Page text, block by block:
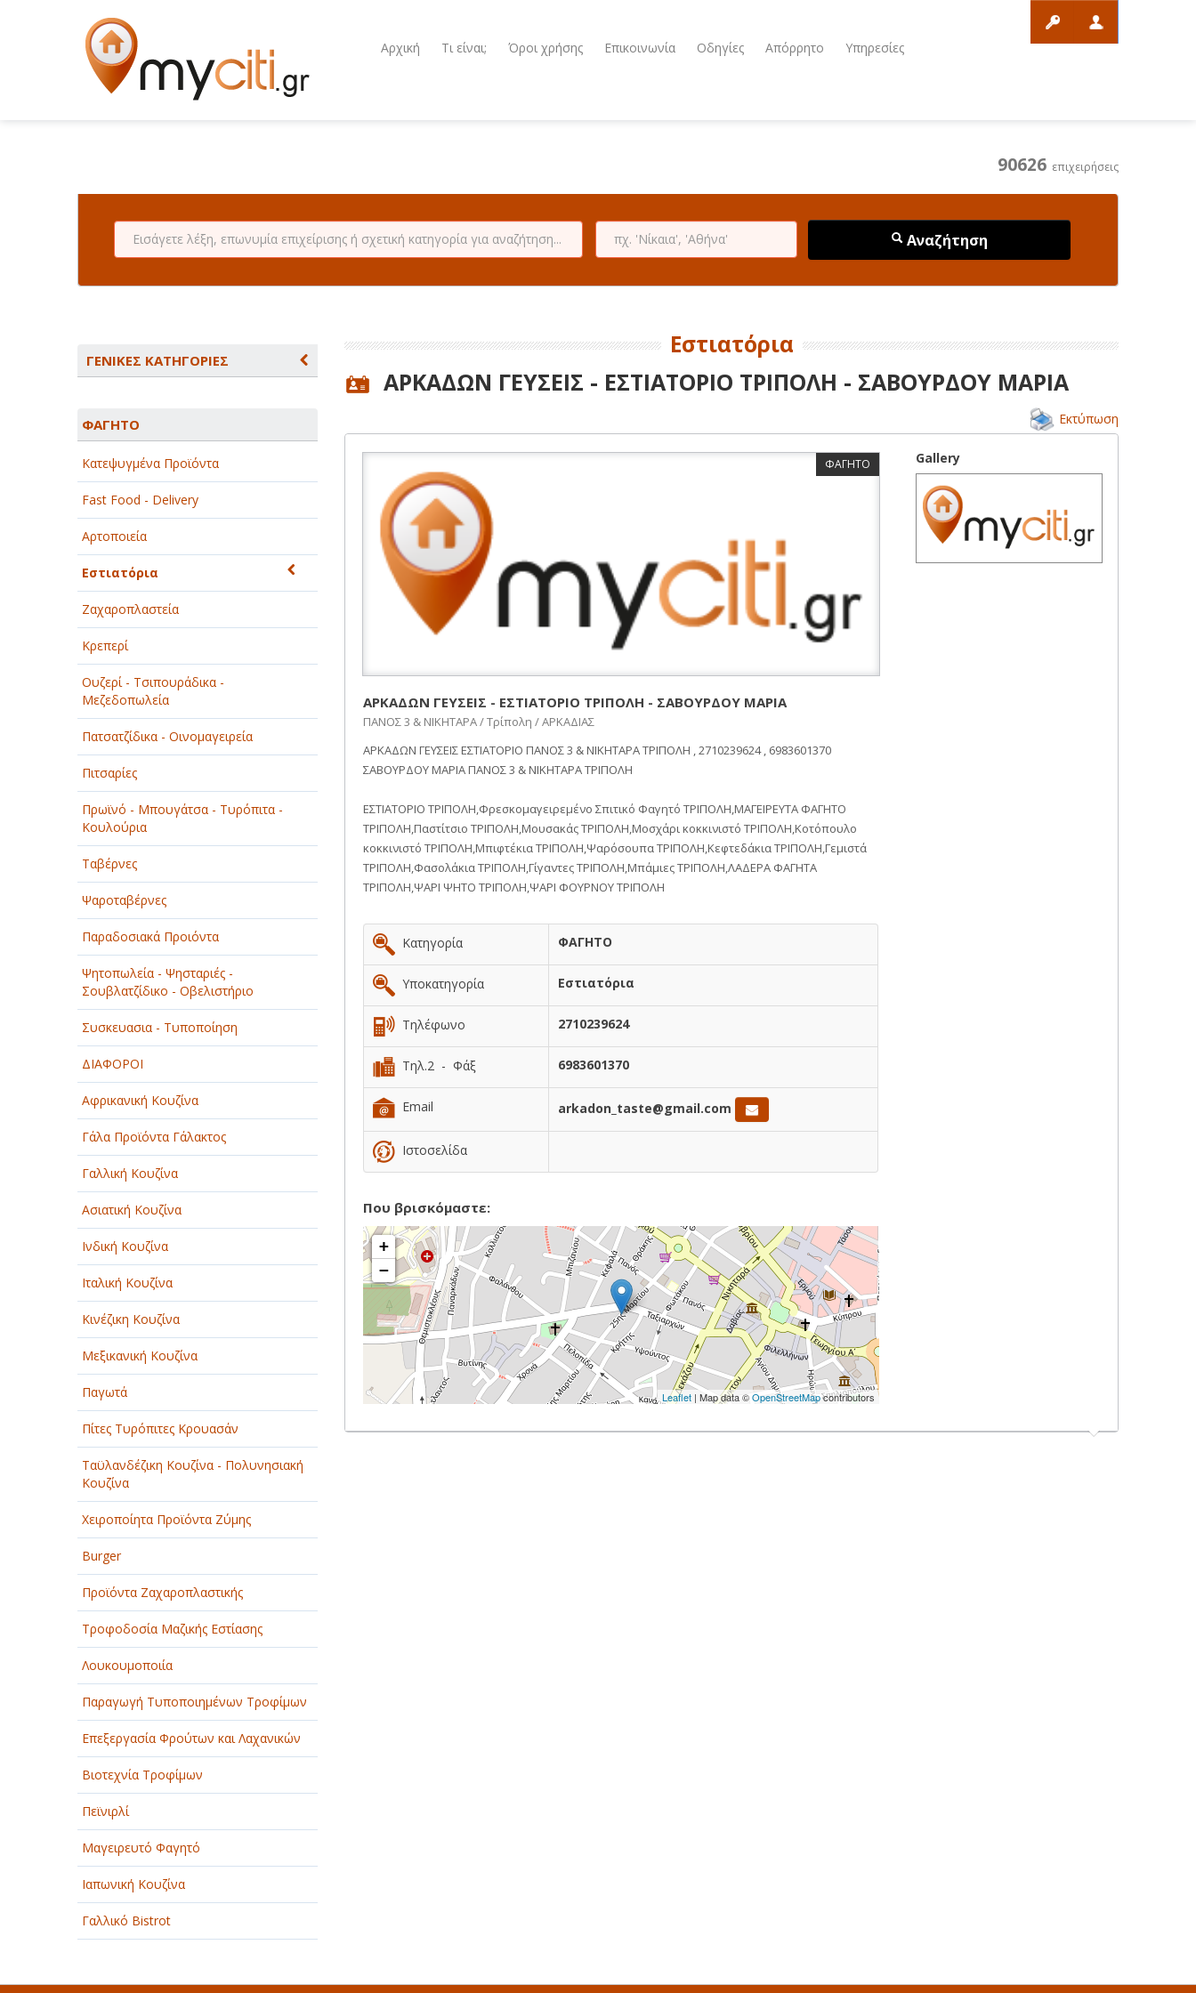
Αρχική Τι είναι; Όροι χρήσης Επικοινωνία Οδηγίες Απόρρητο Υπηρεσίες
90626 επιχειρήσεις
Αναζήτηση
ΓΕΝΙΚΕΣ ΚΑΤΗΓΟΡΙΕΣ
ΑΘΛΗΤΙΣΜΟΣ
ΑΥΤΟΚΙΝΗΤΑ - ΜΗΧΑΝΕΣ - ΣΚΑΦΗ
ΔΙΑΣΚΕΔΑΣΗ - ΨΥΧΑΓΩΓΙΑ - ΤΕΧΝΕΣ
ΔΙΑΦΗΜΙΣΗ - ΜΜΕ
ΕΚΚΛΗΣΙΕΣ - ΦΙΛΑΝΘΡΩΠΙΚΑ
ΣΩΜΑΤΕΙΑ
ΕΚΠΑΙΔΕΥΣΗ - ΣΧΟΛΕΣ
ΕΜΠΟΡΙΟ - ΕΜΠΟΡΙΚΑ ΚΑΤΑΣΤΗΜΑΤΑ
ΕΡΓΟΣΤΑΣΙΑ - ΒΙΟΜΗΧΑΝΙΕΣ
ΞΕΝΟΔΟΧΕΙΑ - ΤΟΥΡΙΣΜΟΣ
ΟΜΟΡΦΙΑ
ΠΑΡΟΧΗ ΥΠΗΡΕΣΙΩΝ
ΤΕΧΝΙΚΑ - ΚΑΤΑΣΚΕΥΑΣΤΙΚΑ
ΤΕΧΝΟΛΟΓΙΑ
ΥΓΕΙΑ - ΙΑΤΡΟΙ
ΦΑΓΗΤΟ
ΦΑΓΗΤΟ
Κατεψυγμένα Προϊόντα
Fast Food - Delivery
Αρτοποιεία
Εστιατόρια
Ζαχαροπλαστεία
Κρεπερί
Ουζερί - Τσιπουράδικα -
Μεζεδοπωλεία
Πατσατζίδικα - Οινομαγειρεία
Πιτσαρίες
Πρωϊνό - Μπουγάτσα - Τυρόπιτα -
Κουλούρια
Ταβέρνες
Ψαροταβέρνες
Παραδοσιακά Προιόντα
Ψητοπωλεία - Ψησταριές -
Σουβλατζίδικο - Οβελιστήριο
Συσκευασια - Τυποποίηση
ΔΙΑΦΟΡΟΙ
Αφρικανική Κουζίνα
Γάλα Προϊόντα Γάλακτος
Γαλλική Κουζίνα
Ασιατική Κουζίνα
Ινδική Κουζίνα
Ιταλική Κουζίνα
Κινέζικη Κουζίνα
Μεξικανική Κουζίνα
Παγωτά
Πίτες Τυρόπιτες Κρουασάν
Ταϋλανδέζικη Κουζίνα - Πολυνησιακή
Κουζίνα
Χειροποίητα Προϊόντα Ζύμης
Burger
Προϊόντα Ζαχαροπλαστικής
Τροφοδοσία Μαζικής Εστίασης
Λουκουμοποιία
Παραγωγή Τυποποιημένων Τροφίμων
Επεξεργασία Φρούτων και Λαχανικών
Βιοτεχνία Τροφίμων
Πεϊνιρλί
Μαγειρευτό Φαγητό
Ιαπωνική Κουζίνα
Γαλλικό Bistrot
Εστιατόρια
ΑΡΚΑΔΩΝ ΓΕΥΣΕΙΣ - ΕΣΤΙΑΤΟΡΙΟ ΤΡΙΠΟΛΗ - ΣΑΒΟΥΡΔΟΥ ΜΑΡΙΑ
Εκτύπωση
ΦΑΓΗΤΟ
ΑΡΚΑΔΩΝ ΓΕΥΣΕΙΣ - ΕΣΤΙΑΤΟΡΙΟ ΤΡΙΠΟΛΗ - ΣΑΒΟΥΡΔΟΥ ΜΑΡΙΑ
ΠΑΝΟΣ 3 & ΝΙΚΗΤΑΡΑ / Τρίπολη / ΑΡΚΑΔΙΑΣ
ΑΡΚΑΔΩΝ ΓΕΥΣΕΙΣ ΕΣΤΙΑΤΟΡΙΟ ΠΑΝΟΣ 3 & ΝΙΚΗΤΑΡΑ ΤΡΙΠΟΛΗ , 2710239624 , 6983601370
ΣΑΒΟΥΡΔΟΥ ΜΑΡΙΑ ΠΑΝΟΣ 3 & ΝΙΚΗΤΑΡΑ ΤΡΙΠΟΛΗ
ΕΣΤΙΑΤΟΡΙΟ ΤΡΙΠΟΛΗ,Φρεσκομαγειρεμένο Σπιτικό Φαγητό ΤΡΙΠΟΛΗ,ΜΑΓΕΙΡΕΥΤΑ ΦΑΓΗΤΟ
ΤΡΙΠΟΛΗ,Παστίτσιο ΤΡΙΠΟΛΗ,Μουσακάς ΤΡΙΠΟΛΗ,Μοσχάρι κοκκινιστό ΤΡΙΠΟΛΗ,Κοτόπουλο
κοκκινιστό ΤΡΙΠΟΛΗ,Μπιφτέκια ΤΡΙΠΟΛΗ,Ψαρόσουπα ΤΡΙΠΟΛΗ,Κεφτεδάκια ΤΡΙΠΟΛΗ,Γεμιστά
ΤΡΙΠΟΛΗ,Φασολάκια ΤΡΙΠΟΛΗ,Γίγαντες ΤΡΙΠΟΛΗ,Μπάμιες ΤΡΙΠΟΛΗ,ΛΑΔΕΡΑ ΦΑΓΗΤΑ
ΤΡΙΠΟΛΗ,ΨΑΡΙ ΨΗΤΟ ΤΡΙΠΟΛΗ,ΨΑΡΙ ΦΟΥΡΝΟΥ ΤΡΙΠΟΛΗ
Κατηγορία ΦΑΓΗΤΟ
Υποκατηγορία Εστιατόρια
Τηλέφωνο 2710239624
Τηλ.2 - Φάξ 6983601370
Email arkadon_taste@gmail.com
Ιστοσελίδα
Που βρισκόμαστε:
+
−
Leaflet| Map data ©OpenStreetMapcontributors
Gallery